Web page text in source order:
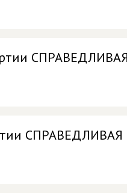
СПРАВЕДЛИВАЯ
СПРАВЕДЛИВАЯ